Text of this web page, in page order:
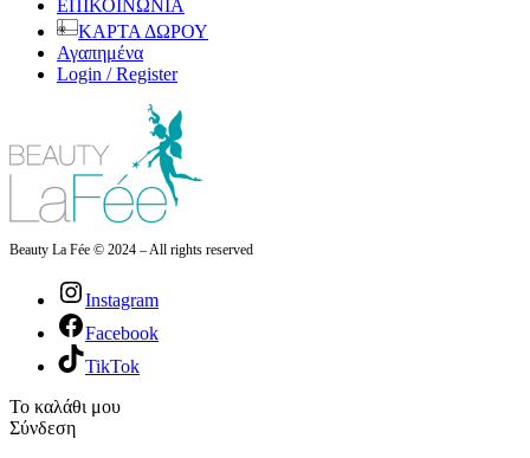
ΕΠΙΚΟΙΝΩΝΙΑ
ΚΑΡΤΑ ΔΩΡΟΥ
Αγαπημένα
Login / Register
Beauty La Fée © 2024 – All rights reserved
Instagram
Facebook
TikTok
Το καλάθι μου
Σύνδεση